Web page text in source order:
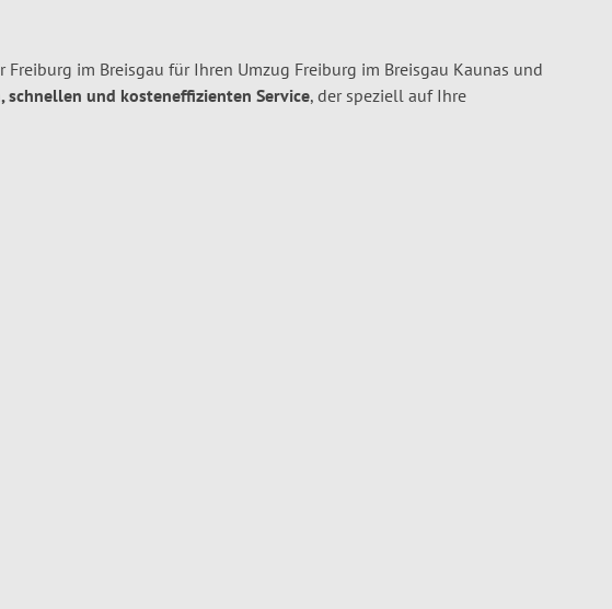
Freiburg im Breisgau für Ihren Umzug Freiburg im Breisgau Kaunas und
schnellen und kosteneffizienten Service, der speziell auf Ihre